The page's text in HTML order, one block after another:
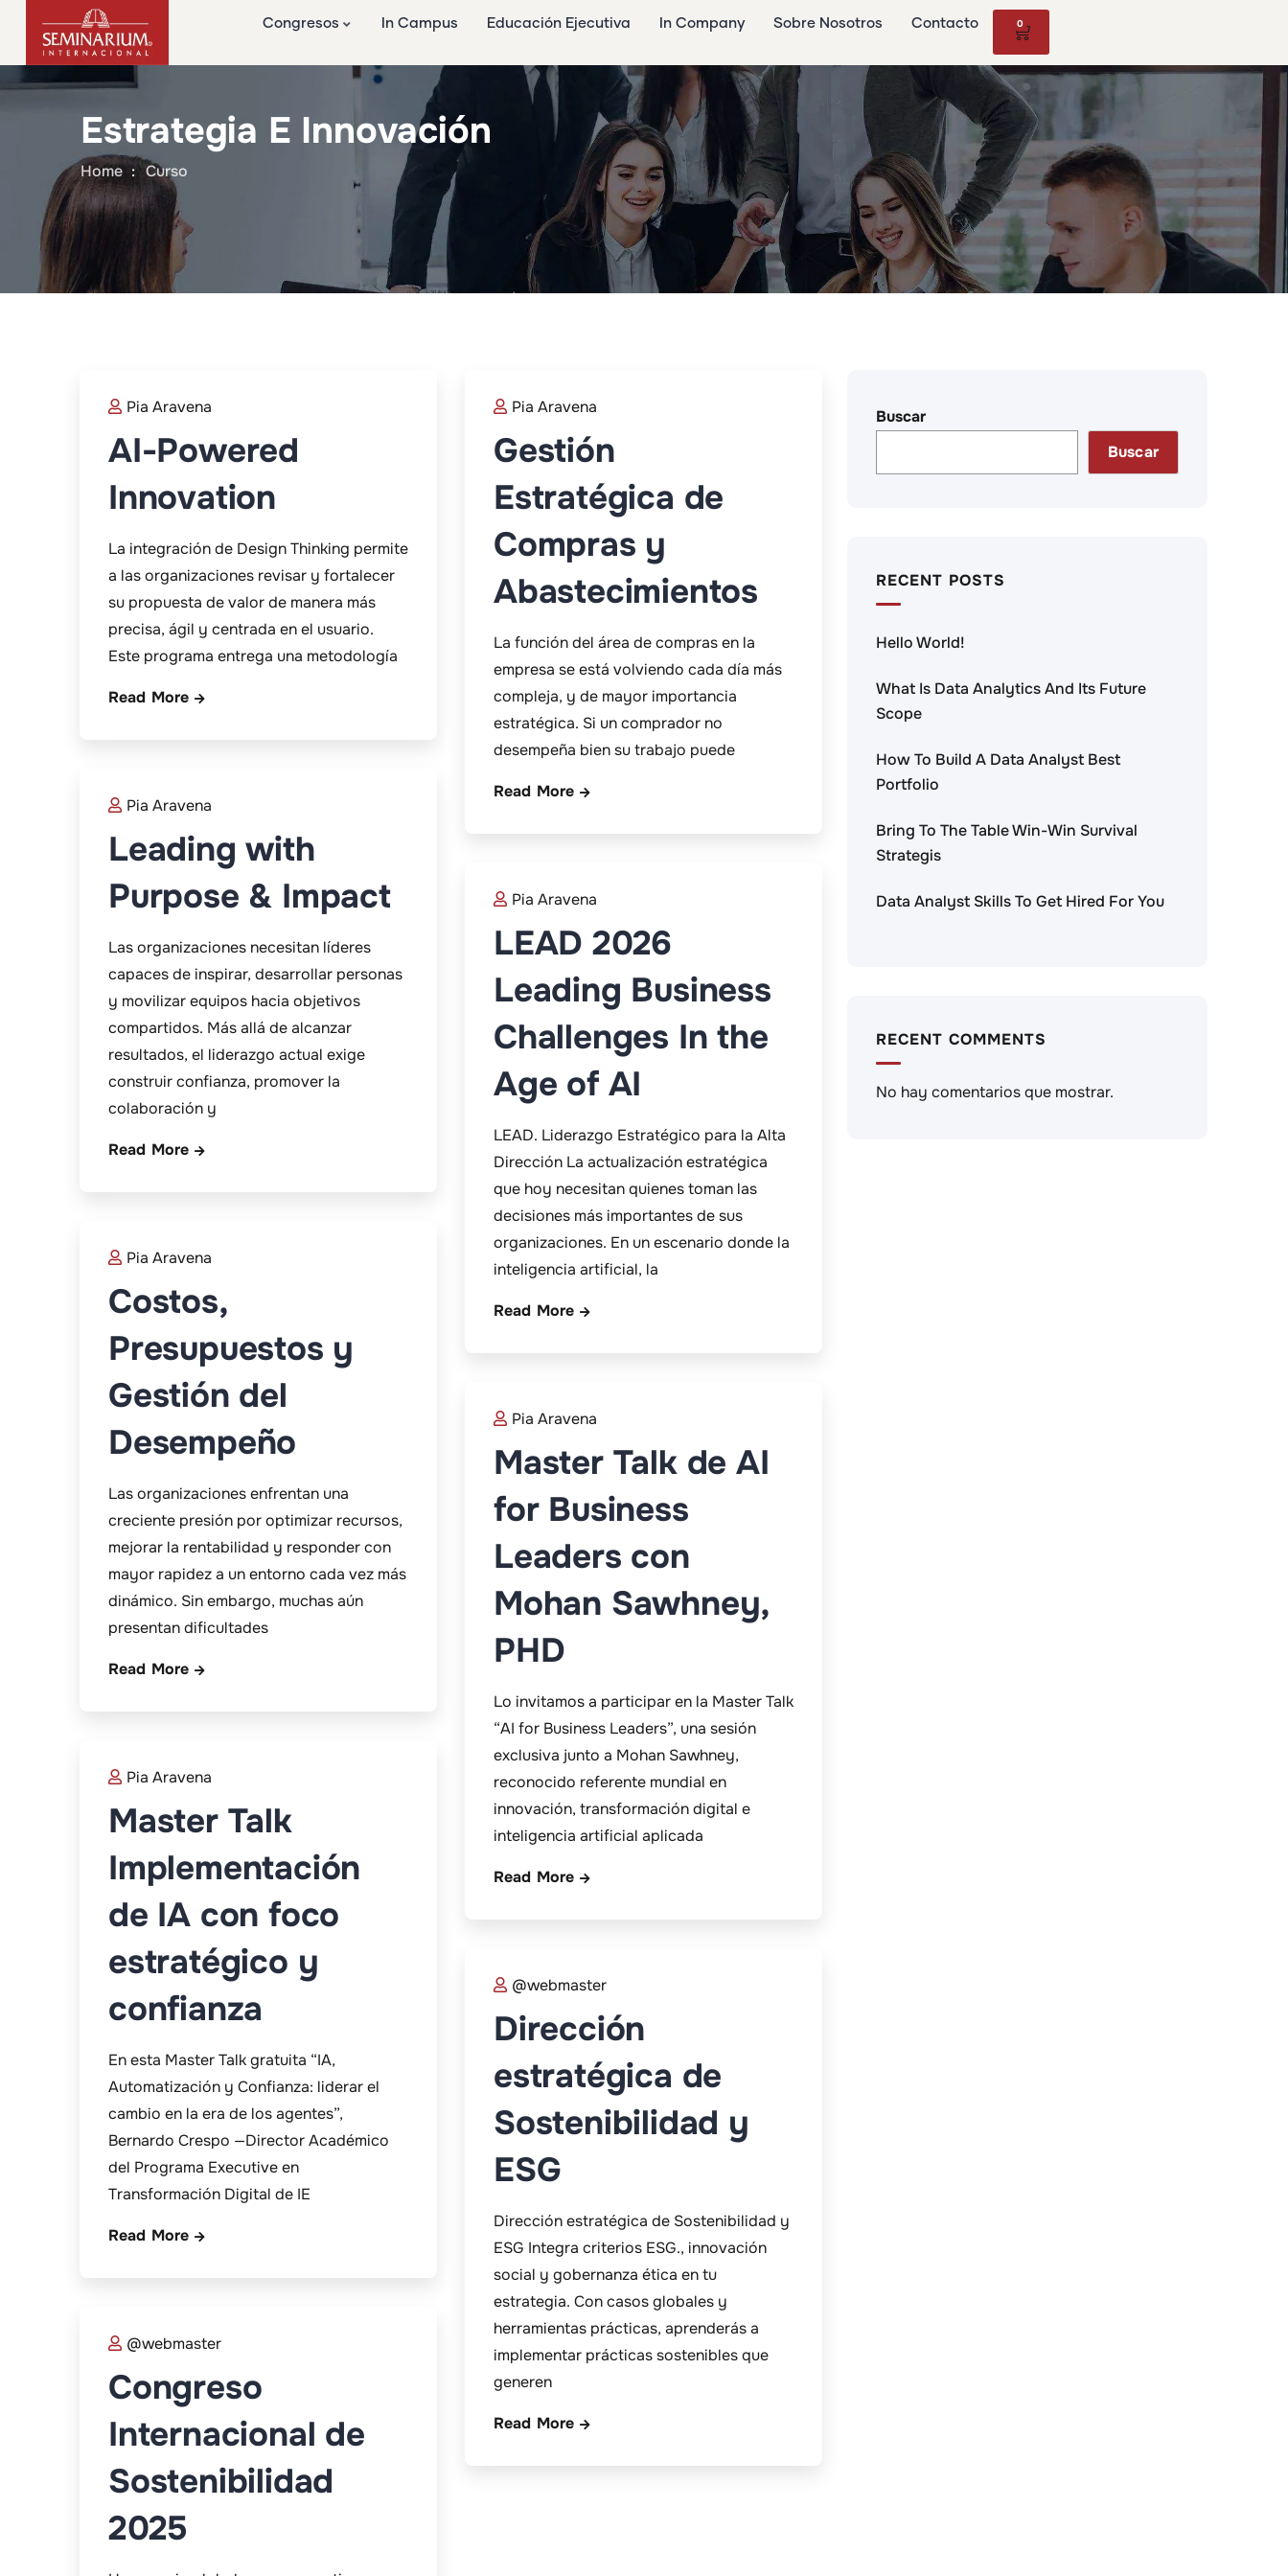
Congresos In Campus Educación Ejecutiva In Company Sobre Nosotros Contacto 0
Estrategia E Innovación
Home Curso
Pia Aravena
AI-Powered
Innovation
La integración de Design Thinking permite
a las organizaciones revisar y fortalecer
su propuesta de valor de manera más
precisa, ágil y centrada en el usuario.
Este programa entrega una metodología
Read More
Pia Aravena
Gestión
Estratégica de
Compras y
Abastecimientos
La función del área de compras en la
empresa se está volviendo cada día más
compleja, y de mayor importancia
estratégica. Si un comprador no
desempeña bien su trabajo puede
Read More
Pia Aravena
Leading with
Purpose & Impact
Las organizaciones necesitan líderes
capaces de inspirar, desarrollar personas
y movilizar equipos hacia objetivos
compartidos. Más allá de alcanzar
resultados, el liderazgo actual exige
construir confianza, promover la
colaboración y
Read More
Pia Aravena
LEAD 2026
Leading Business
Challenges In the
Age of AI
LEAD. Liderazgo Estratégico para la Alta
Dirección La actualización estratégica
que hoy necesitan quienes toman las
decisiones más importantes de sus
organizaciones. En un escenario donde la
inteligencia artificial, la
Read More
Pia Aravena
Costos,
Presupuestos y
Gestión del
Desempeño
Las organizaciones enfrentan una
creciente presión por optimizar recursos,
mejorar la rentabilidad y responder con
mayor rapidez a un entorno cada vez más
dinámico. Sin embargo, muchas aún
presentan dificultades
Read More
Pia Aravena
Master Talk de AI
for Business
Leaders con
Mohan Sawhney,
PHD
Lo invitamos a participar en la Master Talk
“AI for Business Leaders”, una sesión
exclusiva junto a Mohan Sawhney,
reconocido referente mundial en
innovación, transformación digital e
inteligencia artificial aplicada
Read More
Pia Aravena
Master Talk
Implementación
de IA con foco
estratégico y
confianza
En esta Master Talk gratuita “IA,
Automatización y Confianza: liderar el
cambio en la era de los agentes”,
Bernardo Crespo —Director Académico
del Programa Executive en
Transformación Digital de IE
Read More
@webmaster
Dirección
estratégica de
Sostenibilidad y
ESG
Dirección estratégica de Sostenibilidad y
ESG Integra criterios ESG., innovación
social y gobernanza ética en tu
estrategia. Con casos globales y
herramientas prácticas, aprenderás a
implementar prácticas sostenibles que
generen
Read More
@webmaster
Congreso
Internacional de
Sostenibilidad
2025
Buscar
Buscar
RECENT POSTS
Hello World!
What Is Data Analytics And Its Future
Scope
How To Build A Data Analyst Best
Portfolio
Bring To The Table Win-Win Survival
Strategis
Data Analyst Skills To Get Hired For You
RECENT COMMENTS
No hay comentarios que mostrar.